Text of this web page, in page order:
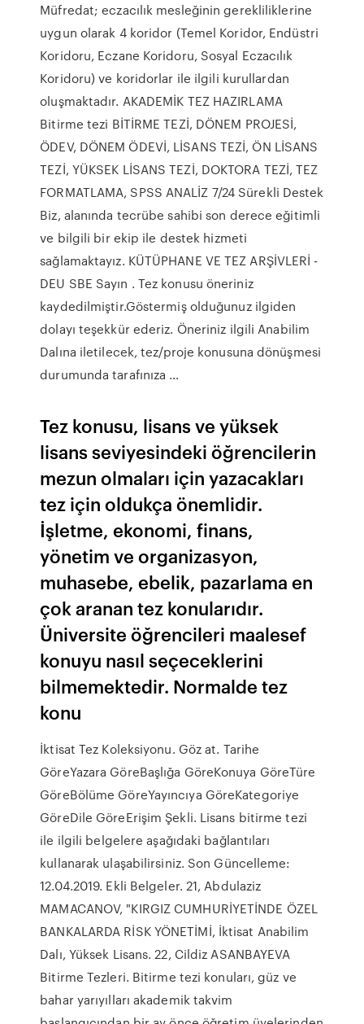
Müfredat; eczacılık mesleğinin gerekliliklerine
uygun olarak 4 koridor (Temel Koridor, Endüstri
Koridoru, Eczane Koridoru, Sosyal Eczacılık
Koridoru) ve koridorlar ile ilgili kurullardan
oluşmaktadır. AKADEMİK TEZ HAZIRLAMA
Bitirme tezi BİTİRME TEZİ, DÖNEM PROJESİ,
ÖDEV, DÖNEM ÖDEVİ, LİSANS TEZİ, ÖN LİSANS
TEZİ, YÜKSEK LİSANS TEZİ, DOKTORA TEZİ, TEZ
FORMATLAMA, SPSS ANALİZ 7/24 Sürekli Destek
Biz, alanında tecrübe sahibi son derece eğitimli
ve bilgili bir ekip ile destek hizmeti
sağlamaktayız. KÜTÜPHANE VE TEZ ARŞİVLERİ -
DEU SBE Sayın . Tez konusu öneriniz
kaydedilmiştir.Göstermiş olduğunuz ilgiden
dolayı teşekkür ederiz. Öneriniz ilgili Anabilim
Dalına iletilecek, tez/proje konusuna dönüşmesi
durumunda tarafınıza …
Tez konusu, lisans ve yüksek
lisans seviyesindeki öğrencilerin
mezun olmaları için yazacakları
tez için oldukça önemlidir.
İşletme, ekonomi, finans,
yönetim ve organizasyon,
muhasebe, ebelik, pazarlama en
çok aranan tez konularıdır.
Üniversite öğrencileri maalesef
konuyu nasıl seçeceklerini
bilmemektedir. Normalde tez
konu
İktisat Tez Koleksiyonu. Göz at. Tarihe
GöreYazara GöreBaşlığa GöreKonuya GöreTüre
GöreBölüme GöreYayıncıya GöreKategoriye
GöreDile GöreErişim Şekli. Lisans bitirme tezi
ile ilgili belgelere aşağıdaki bağlantıları
kullanarak ulaşabilirsiniz. Son Güncelleme:
12.04.2019. Ekli Belgeler. 21, Abdulaziz
MAMACANOV, "KIRGIZ CUMHURİYETİNDE ÖZEL
BANKALARDA RİSK YÖNETİMİ, İktisat Anabilim
Dalı, Yüksek Lisans. 22, Cildiz ASANBAYEVA
Bitirme Tezleri. Bitirme tezi konuları, güz ve
bahar yarıyılları akademik takvim